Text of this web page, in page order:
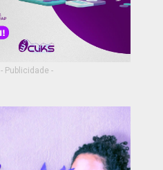
- Publicidade -